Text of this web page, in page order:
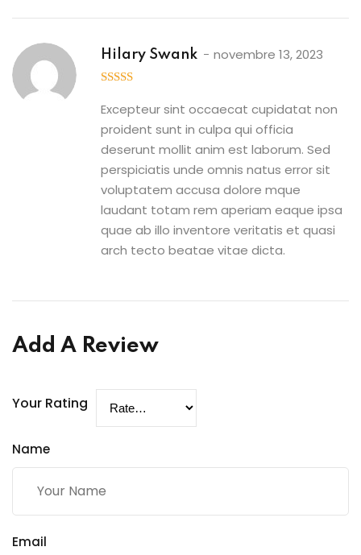
Hilary Swank novembre 13, 2023
of 5
Excepteur sint occaecat cupidatat non
proident sunt in culpa qui officia
deserunt mollit anim est laborum. Sed
perspiciatis unde omnis natus error sit
voluptatem accusa dolore mque
laudant totam rem aperiam eaque ipsa
quae ab illo inventore veritatis et quasi
arch tecto beatae vitae dicta.
Add A Review
Your Rating
Name
Email